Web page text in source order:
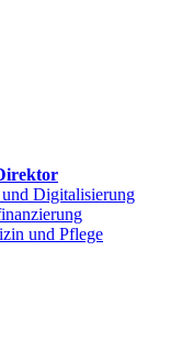
Digitalisierung
und Pflege